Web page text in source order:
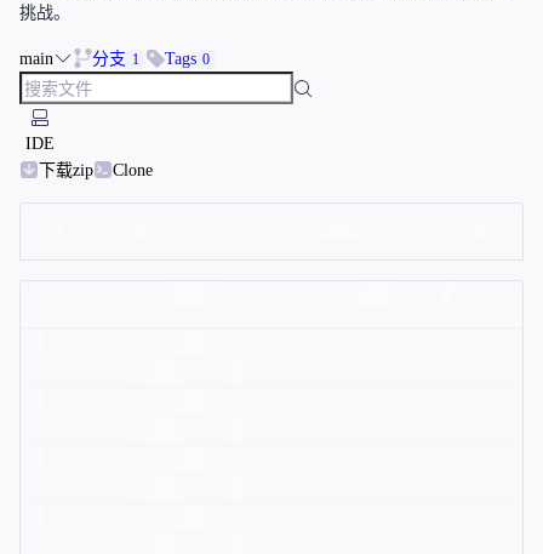
挑战。
main 分支 1 Tags 0
IDE
下载zip
Clone